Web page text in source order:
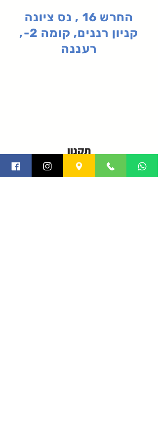
החרש 16 , נס ציונה
קניון רננים, קומה 2-,
רעננה
תקנון